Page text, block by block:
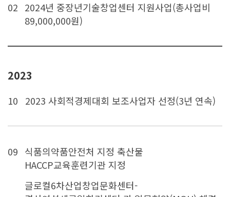
02 2024년 중장년기술창업센터 지원사업(총사업비
89,000,000원)
2023
10 2023 사회적경제대회 보조사업자 선정(3년 연속)
09 식품의약품안전처 지정 축산물
HACCP교육훈련기관 지정
글로컬6차산업창업문화센터-